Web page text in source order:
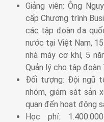
Giảng viên: Ông
cấp Chương trình
các tập đoàn đa
nước tại Việt Nam,
nhà máy cơ khí, 5
Quản lý cho tập đoàn
Đối tượng: Đội ngũ
nhóm, giám sát sản
quan đến hoạt động
Học phí: